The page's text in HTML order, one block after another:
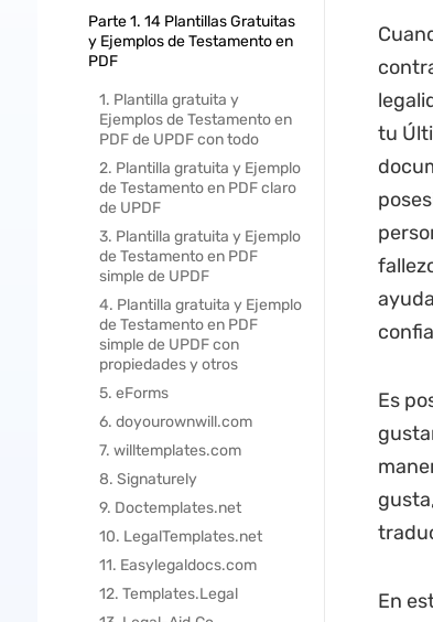
Parte 1. 14 Plantillas Gratuitas
y Ejemplos de Testamento en
PDF
1. Plantilla gratuita y
Ejemplos de Testamento en
PDF de UPDF con todo
2. Plantilla gratuita y Ejemplo
de Testamento en PDF claro
de UPDF
3. Plantilla gratuita y Ejemplo
de Testamento en PDF
simple de UPDF
4. Plantilla gratuita y Ejemplo
de Testamento en PDF
simple de UPDF con
propiedades y otros
5. eForms
6. doyourownwill.com
7. willtemplates.com
8. Signaturely
9. Doctemplates.net
10. LegalTemplates.net
11. Easylegaldocs.com
12. Templates.Legal
tu
Es
En